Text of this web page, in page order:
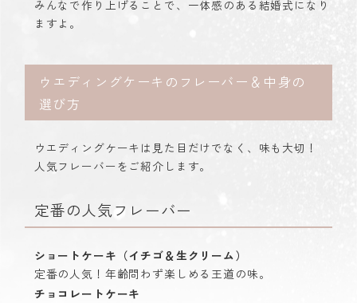
みんなで作り上げることで、一体感のある結婚式になり
ますよ。
ウエディングケーキのフレーバー＆中身の
選び方
ウエディングケーキは見た目だけでなく、味も大切！
人気フレーバーをご紹介します。
定番の人気フレーバー
ショートケーキ（イチゴ＆生クリーム）
定番の人気！年齢問わず楽しめる王道の味。
チョコレートケーキ